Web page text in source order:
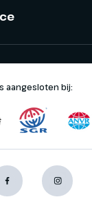
aangesloten bij: